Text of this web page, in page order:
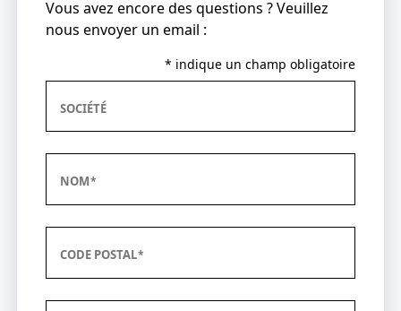
Vous avez encore des questions ? Veuillez
nous envoyer un email :
* indique un champ obligatoire
SOCIÉTÉ
NOM
CODE POSTAL